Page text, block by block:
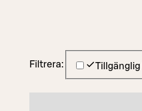
Filtrera: Tillgänglig